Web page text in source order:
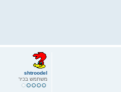
shtroodel
משתמש בכיר